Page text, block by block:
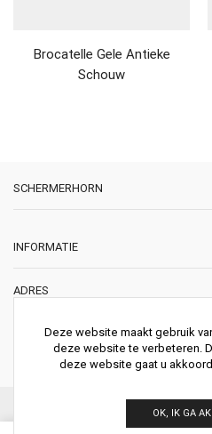
Brocatelle Gele Antieke
Schouw
SCHERMERHORN
INFORMATIE
ADRES
2011 ZD HAARLEM
Nederland
© 2026 Schermerhorn Antieke
Deze website maakt gebruik
deze website te verbeteren.
deze website gaat u
OK, IK GA